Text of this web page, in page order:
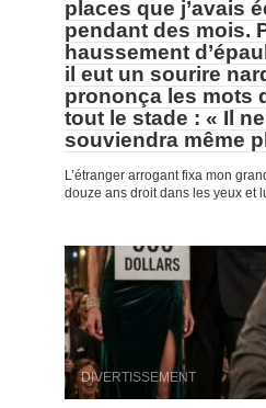
places que j’avais
pendant des mois.
haussement
il eut un sourire
prononça les mots
tout le stade : « Il ne
souviendra même
L’étranger arrogant fixa mon
douze ans droit dans les yeux et
DIVERTISSEMENT